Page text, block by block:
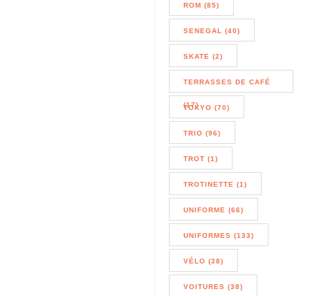
ROM (85)
SENEGAL (40)
SKATE (2)
TERRASSES DE CAFÉ
(17)
TOKYO (70)
TRIO (96)
TROT (1)
TROTINETTE (1)
UNIFORME (66)
UNIFORMES (133)
VÉLO (38)
VOITURES (38)